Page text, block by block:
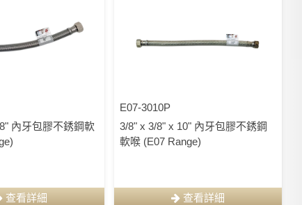
內牙包膠不銹鋼軟
查看詳細
E07-3010P
3/8" x 3/8" x 10" 內牙包膠不銹鋼
軟喉 (E07 Range)
查看詳細